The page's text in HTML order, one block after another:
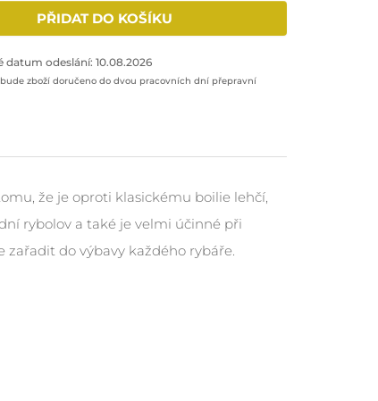
PŘIDAT DO KOŠÍKU
datum odeslání: 10.08.2026
bude zboží doručeno do dvou pracovních dní přepravní
že je oproti klasickému boilie lehčí,
rybolov a také je velmi účinné při
do výbavy každého rybáře.